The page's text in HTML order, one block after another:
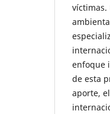
víctimas.
enfoque
de esta
aporte,